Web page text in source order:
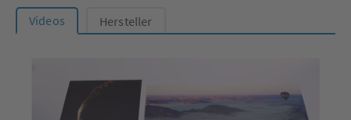
Videos Hersteller